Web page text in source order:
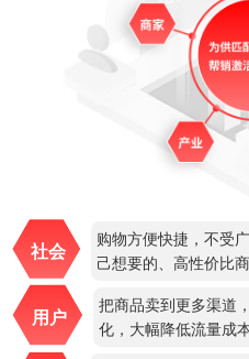
社会
购物方便快捷，不受
己想要的、高性价比商
用户
把商品卖到更多渠道
化，大幅降低流量成本